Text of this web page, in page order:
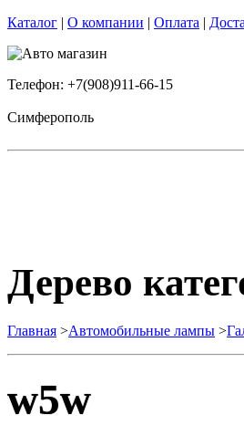
Каталог | О компании | Оплата |
Телефон: +7(908)911-66-15
Симферополь
Дерево
Главная >Автомобильные лампы >
w5w